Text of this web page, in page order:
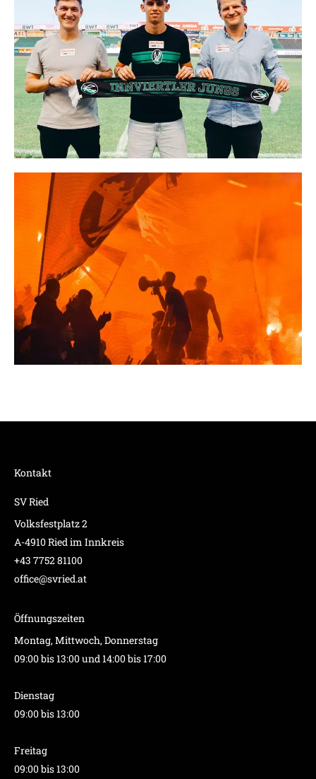
Kontakt
SV Ried
Volksfestplatz 2
A-4910 Ried im Innkreis
+43 7752 81100
office@svried.at
Öffnungszeiten
Montag, Mittwoch, Donnerstag
09:00 bis 13:00 und 14:00 bis 17:00
Dienstag
09:00 bis 13:00
Freitag
09:00 bis 13:00